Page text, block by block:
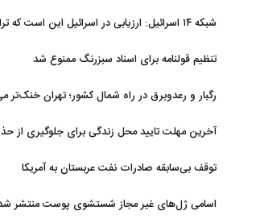
شبکه ۱۴ اسرائیل: ارزیابی در اسرائیل این است
تنظیم قولنامه برای اسناد سبزرنگ ممنوع شد
رگبار و رعدوبرق در راه شمال کشور؛ تهران خنک‌تر
آخرین مهلت تایید محل زندگی برای جلوگیری از
توقف بی‌سابقه صادرات نفت عربستان به آمریکا
اسامی ژل‌های غیر مجاز شستشوی پوست منتشر